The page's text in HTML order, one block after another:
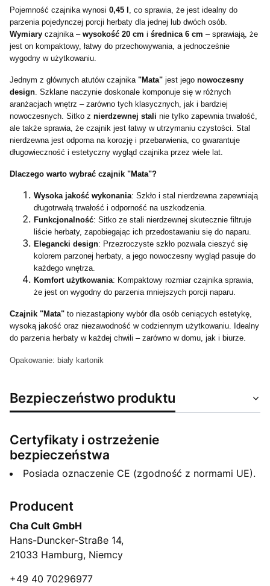
Pojemność czajnika wynosi 0,45 l , co sprawia, że jest idealny do
parzenia pojedynczej porcji herbaty dla jednej lub dwóch osób.
Wymiary czajnika – wysokość 20 cm i średnica 6 cm – sprawiają, że
jest on kompaktowy, łatwy do przechowywania, a jednocześnie
wygodny w użytkowaniu.
Jednym z głównych atutów czajnika "Mata" jest jego nowoczesny
design . Szklane naczynie doskonale komponuje się w różnych
aranżacjach wnętrz – zarówno tych klasycznych, jak i bardziej
nowoczesnych. Sitko z nierdzewnej stali nie tylko zapewnia trwałość,
ale także sprawia, że czajnik jest łatwy w utrzymaniu czystości. Stal
nierdzewna jest odporna na korozję i przebarwienia, co gwarantuje
długowieczność i estetyczny wygląd czajnika przez wiele lat.
Dlaczego warto wybrać czajnik "Mata"?
Wysoka jakość wykonania: Szkło i stal nierdzewna zapewniają
długotrwałą trwałość i odporność na uszkodzenia.
Funkcjonalność: Sitko ze stali nierdzewnej skutecznie filtruje
liście herbaty, zapobiegając ich przedostawaniu się do naparu.
Elegancki design: Przezroczyste szkło pozwala cieszyć się
kolorem parzonej herbaty, a jego nowoczesny wygląd pasuje do
każdego wnętrza.
Komfort użytkowania: Kompaktowy rozmiar czajnika sprawia,
że jest on wygodny do parzenia mniejszych porcji naparu.
Czajnik "Mata" to niezastąpiony wybór dla osób ceniących estetykę,
wysoką jakość oraz niezawodność w codziennym użytkowaniu. Idealny
do parzenia herbaty w każdej chwili – zarówno w domu, jak i biurze.
Opakowanie: biały kartonik
Bezpieczeństwo produktu
Certyfikaty i ostrzeżenie
bezpieczeństwa
Posiada oznaczenie CE (zgodność z normami UE).
Producent
Cha Cult GmbH
Hans-Duncker-Straße 14,
21033 Hamburg, Niemcy
+49 40 70296977